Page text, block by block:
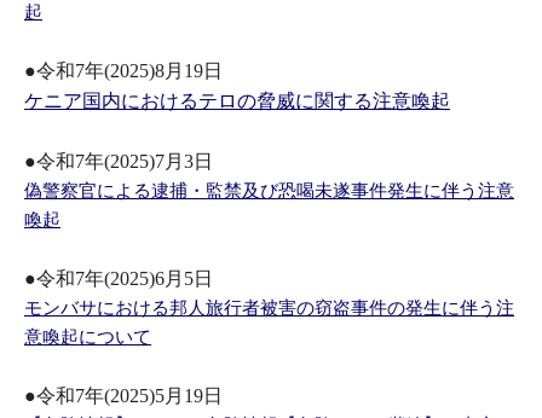
起
●令和7年(2025)8月19日
ケニア国内におけるテロの脅威に関する注意喚起
●令和7年(2025)7月3日
偽警察官による逮捕・監禁及び恐喝未遂事件発生に伴う注意
喚起
●令和7年(2025)6月5日
モンバサにおける邦人旅行者被害の窃盗事件の発生に伴う注
意喚起について
●令和7年(2025)5月19日